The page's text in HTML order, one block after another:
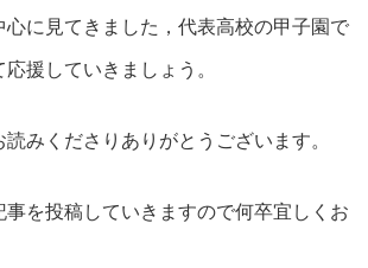
心に見てきました，代表高校の甲子園で
援していきましょう。
みくださりありがとうございます。
事を投稿していきますので何卒宜しくお